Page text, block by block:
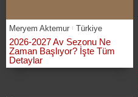
Meryem Aktemur Türkiye
2026-2027 Av Sezonu Ne
Zaman Başlıyor? İşte Tüm
Detaylar